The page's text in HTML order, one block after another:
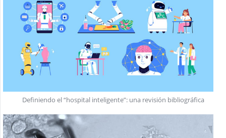
Definiendo el “hospital inteligente”: una revisión bibliográfica